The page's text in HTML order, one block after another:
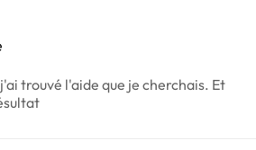
trouvé l'aide que je cherchais. Et